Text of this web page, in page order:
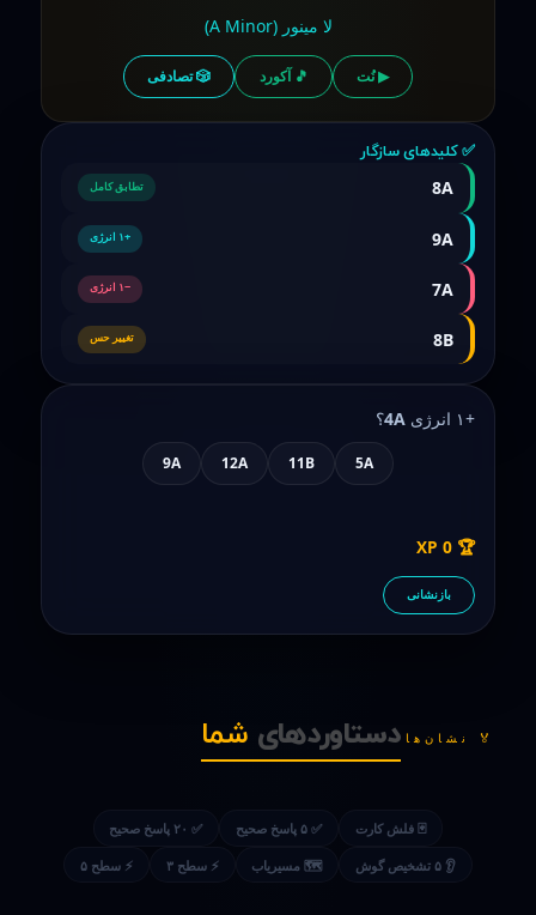
لا مینور (A Minor)
▶ نُت 🎵 آکورد 🎲 تصادفی
✅ کلیدهای سازگار
8A تطابق کامل
9A +۱ انرژی
7A −۱ انرژی
8B تغییر حس
+۱ انرژی 4A؟
5A
11B
12A
9A
🏆
0
بازنشانی
🏅 نشان‌ها دستاوردهای شما
🃏 فلش کارت ✅ ۵ پاسخ صحیح ✅ ۲۰ پاسخ صحیح
👂 ۵ تشخیص گوش 🗺️ مسیریاب ⚡ سطح ۳ ⚡ سطح ۵